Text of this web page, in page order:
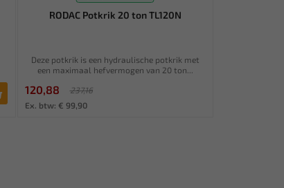
RODAC Potkrik 20 ton TL120N
Deze potkrik is een hydraulische potkrik met
een maximaal hefvermogen van 20 ton...
120,88
237,16
Ex. btw: € 99,90